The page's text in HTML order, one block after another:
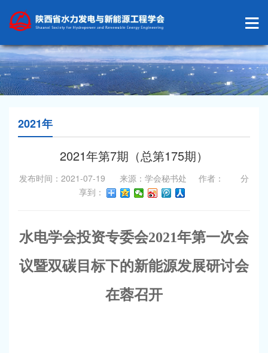
2021年
2021年第7期（总第175期）
发布时间：2021-07-19 来源：学会秘书处 作者： 分
享到：
水电学会投资专委会2021年第一次会
议暨双碳目标下的新能源发展研讨会
在蓉召开